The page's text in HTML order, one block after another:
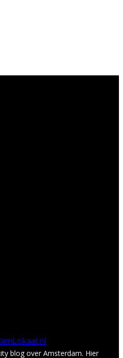
blog over Amsterdam. Hier